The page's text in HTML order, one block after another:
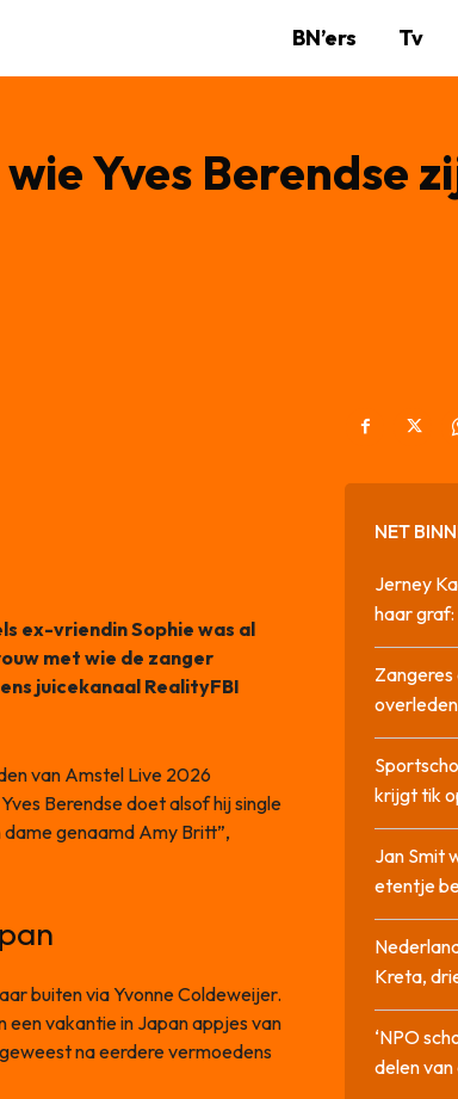
BN’ers Tv
Yves Berendse
ex-vriendin Sophie was al
met wie de zanger
juicekanaal RealityFBI
van Amstel Live 2026
Berendse doet alsof hij single
genaamd Amy Britt”,
buiten via Yvonne Coldeweijer.
een vakantie in Japan appjes van
na eerdere vermoedens
NET
Jerney
haar graf:
overleden
krijgt tik
Jan Smit
etentje
Kreta,
‘NPO
delen van